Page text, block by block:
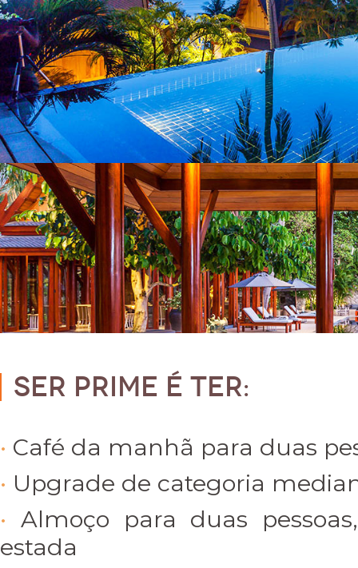
Ser PRIME é ter:
Café da manhã para duas
Upgrade de categoria
Almoço para duas
estada